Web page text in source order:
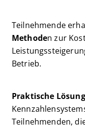
Teilnehmende
Methoden zur
Betrieb.
Praktische
Teilnehmenden,